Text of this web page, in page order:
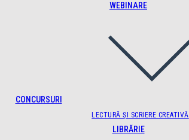
WEBINARE
CONCURSURI
LECTURĂ ȘI SCRIERE CREATIVĂ
LIBRĂRIE